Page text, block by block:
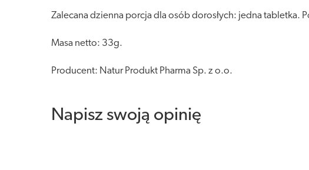
Zalecana dzienna porcja dla osób dorosłych: jedna
Masa netto: 33g.
Producent: Natur Produkt Pharma Sp. z o.o.
Napisz swoją opinię